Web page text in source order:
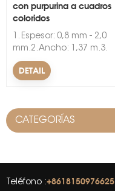
con purpurina a cuadros
coloridos
1. Espesor: 0,8 mm - 2,0
mm.2. Ancho: 1,37 m.3.
Color: negro, blanco, gris,
marrón, todos los colores
hacer impermeable,
resistente al aceite, etc.5.
Embalaje: embalaje en
DETAIL
CATEGORÍAS
Teléfono :+8618150976625